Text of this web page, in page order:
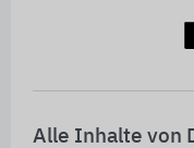
Alle Inhalte von